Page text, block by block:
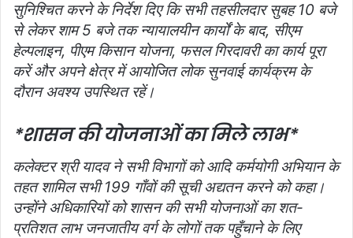
सुनिश्चित करने के निर्देश दिए कि सभी तहसीलदार सुबह 10 बजे
से लेकर शाम 5 बजे तक न्‍यायालयीन कार्यों के बाद, सीएम
हेल्‍पलाइन, पीएम किसान योजना, फसल गिरदावरी का कार्य पूरा
करें और अपने क्षेत्र में आयोजित लोक सुनवाई कार्यक्रम के
दौरान अवश्‍य उपस्थित रहें।
*शासन की योजनाओं का मिले लाभ*
कलेक्टर श्री यादव ने सभी विभागों को आदि कर्मयोगी अभियान के
तहत शामिल सभी 199 गाँवों की सूची अद्यतन करने को कहा।
उन्‍होंने अधिकारियों को शासन की सभी योजनाओं का शत-
प्रतिशत लाभ जनजातीय वर्ग के लोगों तक पहुँचाने के लिए